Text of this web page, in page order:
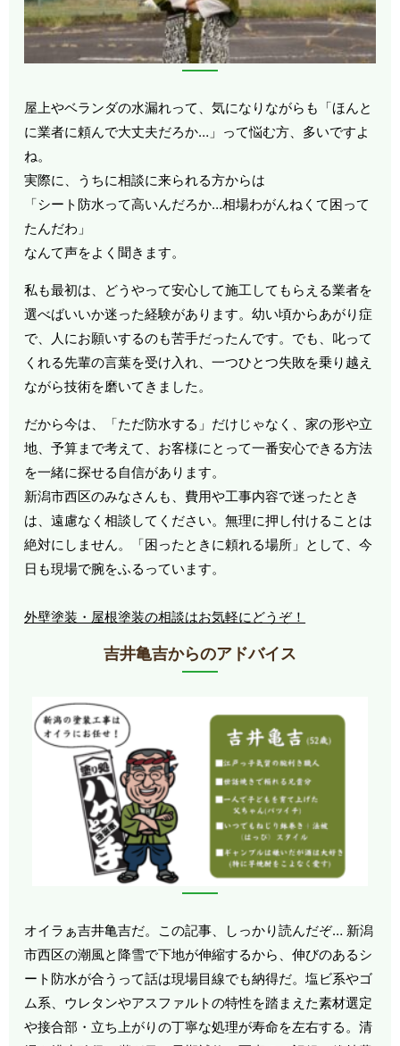
屋上やベランダの水漏れって、気になりながらも「ほんと
に業者に頼んで大丈夫だろか…」って悩む方、多いですよ
ね。
実際に、うちに相談に来られる方からは
「シート防水って高いんだろか…相場わがんねくて困って
たんだわ」
なんて声をよく聞きます。
私も最初は、どうやって安心して施工してもらえる業者を
選べばいいか迷った経験があります。幼い頃からあがり症
で、人にお願いするのも苦手だったんです。でも、叱って
くれる先輩の言葉を受け入れ、一つひとつ失敗を乗り越え
ながら技術を磨いてきました。
だから今は、「ただ防水する」だけじゃなく、家の形や立
地、予算まで考えて、お客様にとって一番安心できる方法
を一緒に探せる自信があります。
新潟市西区のみなさんも、費用や工事内容で迷ったとき
は、遠慮なく相談してください。無理に押し付けることは
絶対にしません。「困ったときに頼れる場所」として、今
日も現場で腕をふるっています。
外壁塗装・屋根塗装の相談はお気軽にどうぞ！
吉井亀吉からのアドバイス
オイラぁ吉井亀吉だ。この記事、しっかり読んだぞ… 新潟
市西区の潮風と降雪で下地が伸縮するから、伸びのあるシ
ート防水が合うって話は現場目線でも納得だ。塩ビ系やゴ
ム系、ウレタンやアスファルトの特性を踏まえた素材選定
や接合部・立ち上がりの丁寧な処理が寿命を左右する。清